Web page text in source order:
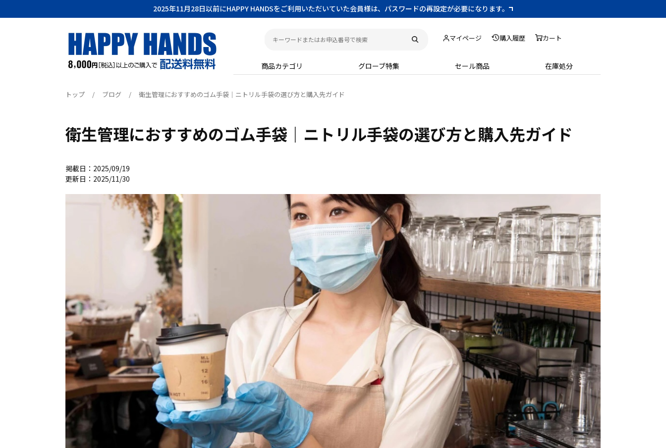
2025年11月28日以前にHAPPY HANDSをご利用いただいていた会員様は、パスワードの再設定が必要になります。
マイページ 購入履歴 カート
商品カテゴリ グローブ特集 セール商品 在庫処分
トップ / ブログ / 衛生管理におすすめのゴム手袋｜ニトリル手袋の選び方と購入先ガイド
衛生管理におすすめのゴム手袋｜ニトリル手袋の選び方と購入先ガイド
掲載日：2025/09/19
更新日：2025/11/30